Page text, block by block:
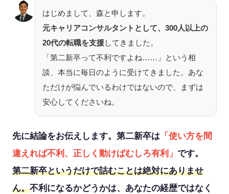
はじめまして、森と申します。
元キャリアコンサルタントとして、300人以上の
20代の転職を支援してきました。
「第二新卒って不利ですよね……」という相
談、本当に毎日のように受けてきました。あな
ただけが悩んでいるわけではないので、まずは
安心してくださいね。
先に結論をお伝えします。第二新卒は 「使い方を間
違えれば不利、正しく動けばむしろ有利」 です。
第二新卒というだけで詰むことは絶対にありませ
ん。不利になるかどうかは、あなたの経歴ではなく